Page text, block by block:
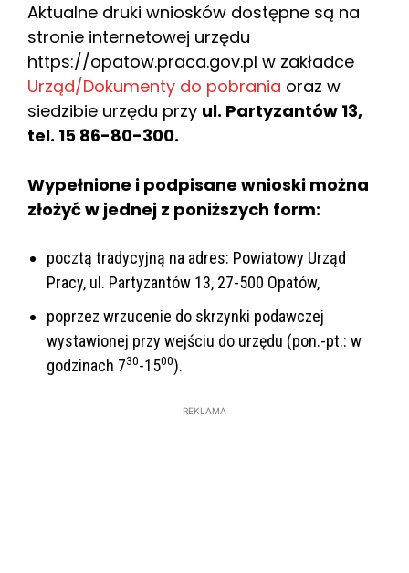
Aktualne druki wniosków dostępne są na
stronie internetowej urzędu
https://opatow.praca.gov.pl w zakładce
Urząd/Dokumenty do pobrania oraz w
siedzibie urzędu przy ul. Partyzantów 13,
tel. 15 86-80-300.
Wypełnione i podpisane wnioski można
złożyć w jednej z poniższych form:
pocztą tradycyjną na adres: Powiatowy Urząd
Pracy, ul. Partyzantów 13, 27-500 Opatów,
poprzez wrzucenie do skrzynki podawczej
wystawionej przy wejściu do urzędu (pon.-pt.: w
godzinach 730-1500).
REKLAMA